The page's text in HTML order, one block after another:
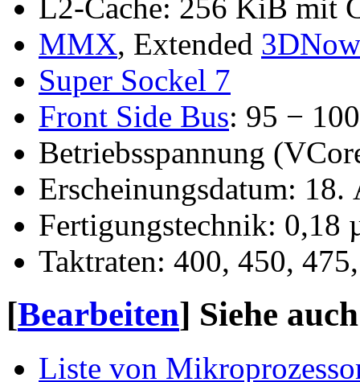
L2-Cache: 256 KiB mit
MMX, Extended
Super Sockel 7
Front Side Bus: 95 −
Betriebsspannung
Erscheinungsdatum:
Fertigungstechnik: 0,18
Taktraten: 400, 450,
[Bearbeiten] Siehe auch
Liste von